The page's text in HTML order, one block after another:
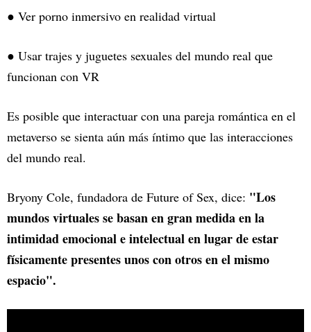
● Ver porno inmersivo en realidad virtual
● Usar trajes y juguetes sexuales del mundo real que
funcionan con VR
Es posible que interactuar con una pareja romántica en el
metaverso se sienta aún más íntimo que las interacciones
del mundo real.
Bryony Cole, fundadora de Future of Sex, dice: "Los
mundos virtuales se basan en gran medida en la
intimidad emocional e intelectual en lugar de estar
físicamente presentes unos con otros en el mismo
espacio".